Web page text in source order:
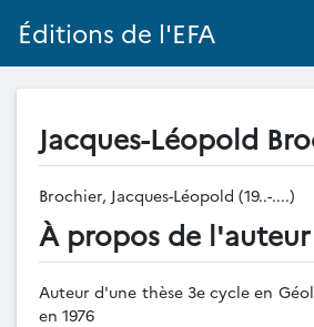
Éditions de l'EFA
Jacques-Léopold
Brochier, Jacques-Léopold (19..-....)
À propos de l'auteur
Auteur d'une thèse 3e cycle en
en 1976